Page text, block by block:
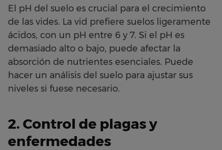
El pH del suelo es crucial para el crecimiento
de las vides. La vid prefiere suelos ligeramente
ácidos, con un pH entre 6 y 7. Si el pH es
demasiado alto o bajo, puede afectar la
absorción de nutrientes esenciales. Puede
hacer un análisis del suelo para ajustar sus
niveles si fuese necesario.
2. Control de plagas y
enfermedades